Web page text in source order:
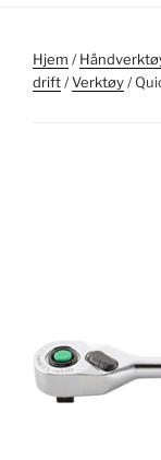
Hjem /
drift/Verktøy/